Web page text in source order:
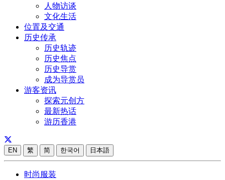
人物访谈
文化生活
位置及交通
历史传承
历史轨迹
历史焦点
历史导赏
成为导赏员
游客资讯
探索元创方
最新热话
游历香港
EN 繁 简 한국어 日本語
时尚服装